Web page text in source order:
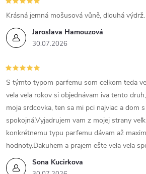
p
i
s
u
Jaroslava Hamouzová
30.07.2026
Krásná jemná mošusová vůně, dlouhá
Sona Kucirkova
S týmto typom parfemu som celkom teda
vela vela rokov si objednávam iva tento
moja srdcovka, ten sa mi pci najviac a dom
spokojná.Vyjadrujem vam z mojej strany
konkrétnemu typu parfemu dávam až
hodnoty.Dakuhem a prajem ešte vela vela